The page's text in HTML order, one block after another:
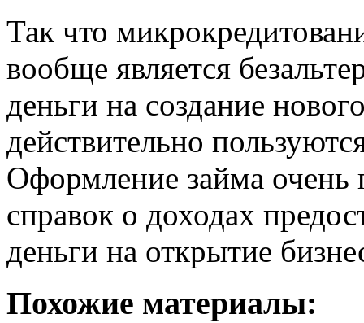
Так что
вообще является
деньги на создание
действительно
Оформление займа очень
справок о доходах
деньги на открытие
Похожие материалы: